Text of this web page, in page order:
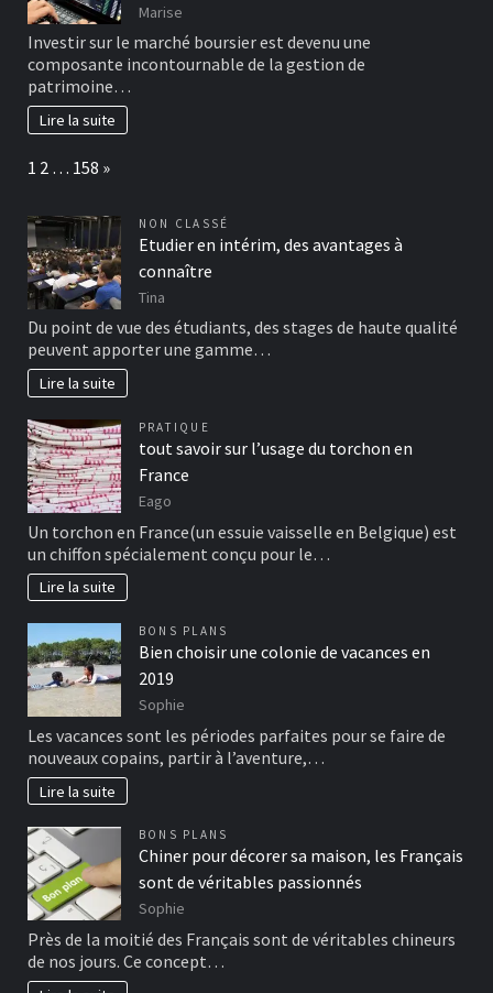
Marise
Investir sur le marché boursier est devenu une
composante incontournable de la gestion de
patrimoine…
Lire la suite
Page:
1 2 … 158 Next
»
NON CLASSÉ
Etudier en intérim, des avantages à
connaître
Tina
Du point de vue des étudiants, des stages de haute qualité
peuvent apporter une gamme…
Lire la suite
PRATIQUE
tout savoir sur l’usage du torchon en
France
Eago
Un torchon en France(un essuie vaisselle en Belgique) est
un chiffon spécialement conçu pour le…
Lire la suite
BONS PLANS
Bien choisir une colonie de vacances en
2019
Sophie
Les vacances sont les périodes parfaites pour se faire de
nouveaux copains, partir à l’aventure,…
Lire la suite
BONS PLANS
Chiner pour décorer sa maison, les Français
sont de véritables passionnés
Sophie
Près de la moitié des Français sont de véritables chineurs
de nos jours. Ce concept…